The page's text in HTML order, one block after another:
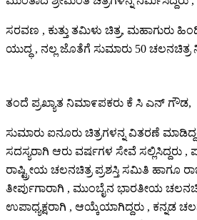
ಸರವಣ , ಕುತ್ತು ತಮಿಳು ಚಿತ್ರ, ಮಹಾಗುರು
ಯುದ್ಧ , ನಲ್ಲ ಜೊತೆಗೆ ಸುಮಾರು 50
ತಂದೆ ಪ್ರಖ್ಯಾತ ನಿಮಾ೯ಪಕರು ಕೆ ಸಿ ಎನ್ ಗೌಡ,
ಸುಮಾರು ಐನೂರು ಚಿತ್ರಗಳನ್ನ ವಿತರಣೆ
ಸದಸ್ಯರಾಗಿ ಆರು ವರ್ಷಗಳ ಸೇವೆ ಸಲ್ಲಿಸಿದ್ದರು
ರಾಷ್ಟ್ರೀಯ ಚಲನಚಿತ್ರ ಪ್ರಶಸ್ತಿ ಸಮಿತಿ ಹಾಗೂ
ತೀರ್ಪುಗಾರಾಗಿ , ಮುಂಬೈನ ಭಾರತೀಯ
ಉಪಾಧ್ಯಕ್ಷರಾಗಿ , ಆಯ್ಕೆಯಾಗಿದ್ದರು , ಕನ್ನಡ